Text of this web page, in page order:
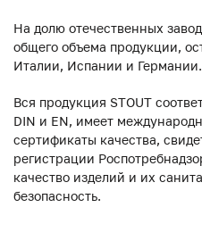
На долю отечественных
общего объема продукции,
Италии, Испании и Германии.
Вся продукция STOUT
DIN и EN, имеет
сертификаты качества,
регистрации
качество изделий и их
безопасность.